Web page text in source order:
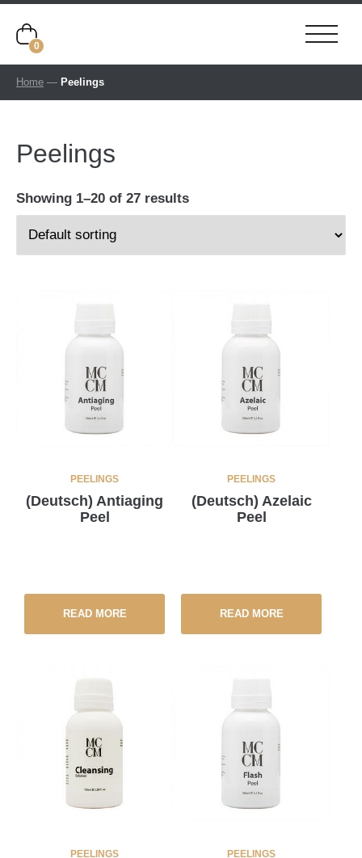
0
Home — Peelings
Peelings
Showing 1–20 of 27 results
PEELINGS
(Deutsch) Antiaging
Peel
READ MORE
PEELINGS
(Deutsch) Azelaic
Peel
READ MORE
PEELINGS PEELINGS